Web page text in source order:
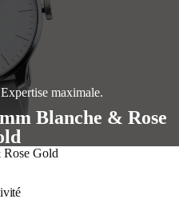
maximale.
Blanche & Rose
Gold